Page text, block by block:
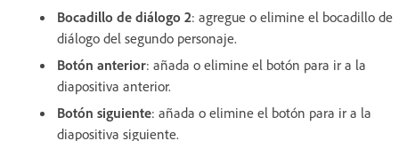
Bocadillo de diálogo 2: agregue o elimine el bocadillo de
diálogo del segundo personaje.
Botón anterior: añada o elimine el botón para ir a la
diapositiva anterior.
Botón siguiente: añada o elimine el botón para ir a la
diapositiva siguiente.